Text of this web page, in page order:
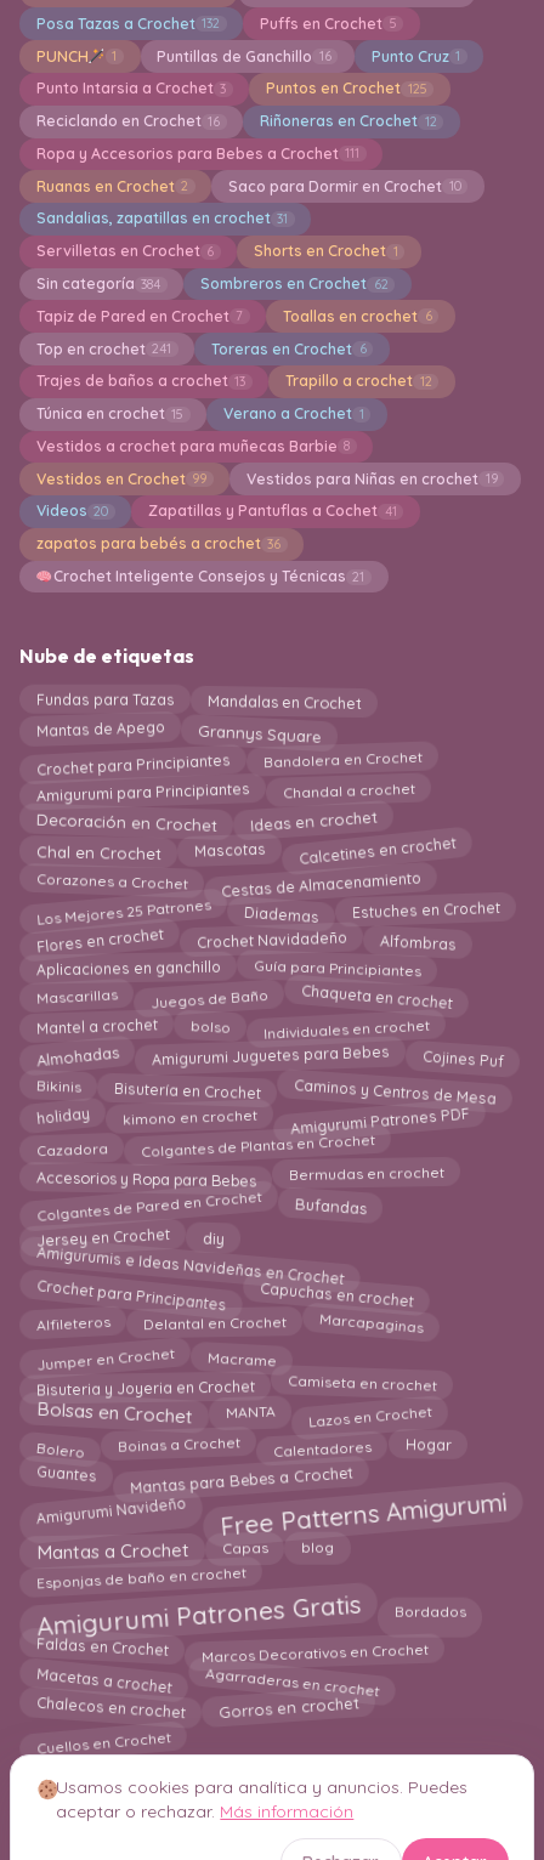
Posa Tazas a Crochet 132 Puffs en Crochet 5
PUNCH 1 Puntillas de Ganchillo 16 Punto Cruz 1
Punto Intarsia a Crochet 3 Puntos en Crochet 125
Reciclando en Crochet 16 Riñoneras en Crochet 12
Ropa y Accesorios para Bebes a Crochet 111
Ruanas en Crochet 2 Saco para Dormir en Crochet 10
Sandalias, zapatillas en crochet 31
Servilletas en Crochet 6 Shorts en Crochet 1
Sin categoría 384 Sombreros en Crochet 62
Tapiz de Pared en Crochet 7 Toallas en crochet 6
Top en crochet 241 Toreras en Crochet 6
Trajes de baños a crochet 13 Trapillo a crochet 12
Túnica en crochet 15 Verano a Crochet 1
Vestidos a crochet para muñecas Barbie 8
Vestidos en Crochet 99 Vestidos para Niñas en crochet 19
Videos 20 Zapatillas y Pantuflas a Cochet 41
zapatos para bebés a crochet 36
Crochet Inteligente Consejos y Técnicas 21
Nube de etiquetas
Fundas para Tazas Mandalas en Crochet
Mantas de Apego Grannys Square
Crochet para Principiantes Bandolera en Crochet
Amigurumi para Principiantes Chandal a crochet
Decoración en Crochet Ideas en crochet
Chal en Crochet Mascotas Calcetines en crochet
Corazones a Crochet Cestas de Almacenamiento
Los Mejores 25 Patrones Diademas Estuches en Crochet
Flores en crochet Crochet Navidadeño Alfombras
Aplicaciones en ganchillo Guía para Principiantes
Mascarillas Juegos de Baño Chaqueta en crochet
Mantel a crochet bolso Individuales en crochet
Almohadas Amigurumi Juguetes para Bebes Cojines Puf
Bikinis Bisutería en Crochet Caminos y Centros de Mesa
holiday kimono en crochet Amigurumi Patrones PDF
Cazadora Colgantes de Plantas en Crochet
Accesorios y Ropa para Bebes Bermudas en crochet
Colgantes de Pared en Crochet Bufandas
Jersey en Crochet diy
Amigurumis e Ideas Navideñas en Crochet
Crochet para Principantes Capuchas en crochet
Alfileteros Delantal en Crochet Marcapaginas
Jumper en Crochet Macrame
Bisuteria y Joyeria en Crochet Camiseta en crochet
Bolsas en Crochet MANTA Lazos en Crochet
Bolero Boinas a Crochet Calentadores Hogar
Guantes Mantas para Bebes a Crochet
Amigurumi Navideño Free Patterns Amigurumi
Mantas a Crochet Capas blog
Esponjas de baño en crochet
Amigurumi Patrones Gratis Bordados
Faldas en Crochet Marcos Decorativos en Crochet
Macetas a crochet Agarraderas en crochet
Chalecos en crochet Gorros en crochet
Cuellos en Crochet
© 2026 Crochetisimo. Todos los derechos reservados.
Usamos cookies para analítica y anuncios. Puedes
aceptar o rechazar. Más información